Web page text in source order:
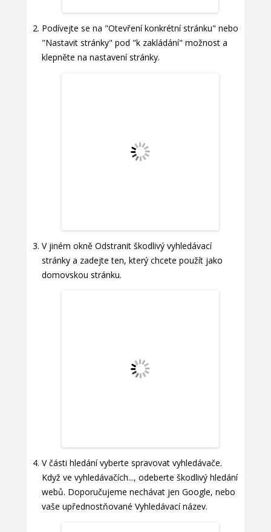
Podívejte se na "Otevření konkrétní stránku" nebo
"Nastavit stránky" pod "k zakládání" možnost a
klepněte na nastavení stránky.
V jiném okně Odstranit škodlivý vyhledávací
stránky a zadejte ten, který chcete použít jako
domovskou stránku.
V části hledání vyberte spravovat vyhledávače.
Když ve vyhledávačích..., odeberte škodlivý hledání
webů. Doporučujeme nechávat jen Google, nebo
vaše upřednostňované Vyhledávací název.